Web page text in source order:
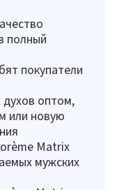
полный
покупатели
духов оптом,
или новую
Matrix
мужских